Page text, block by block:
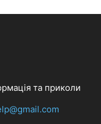
та приколи